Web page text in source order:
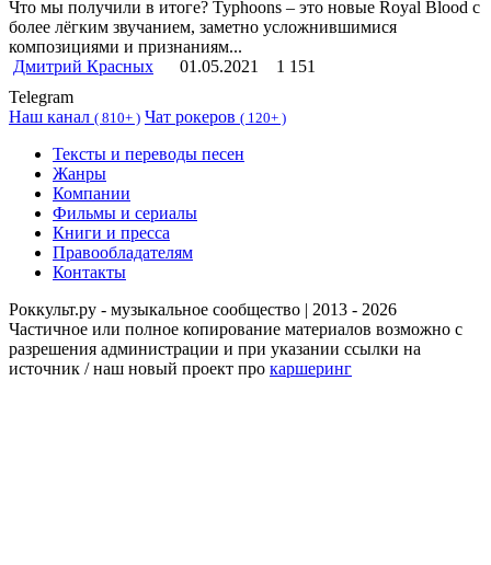
Что мы получили в итоге? Typhoons – это новые Royal Blood с
более лёгким звучанием, заметно усложнившимися
композициями и признаниям...
Дмитрий Красных
01.05.2021
1 151
Telegram
Наш канал ( 810+ ) Чат рокеров ( 120+ )
Тексты и переводы песен
Жанры
Компании
Фильмы и сериалы
Книги и пресса
Правообладателям
Контакты
Роккульт.ру - музыкальное сообщество | 2013 - 2026
Частичное или полное копирование материалов возможно с
разрешения администрации и при указании ссылки на
источник / наш новый проект про каршеринг